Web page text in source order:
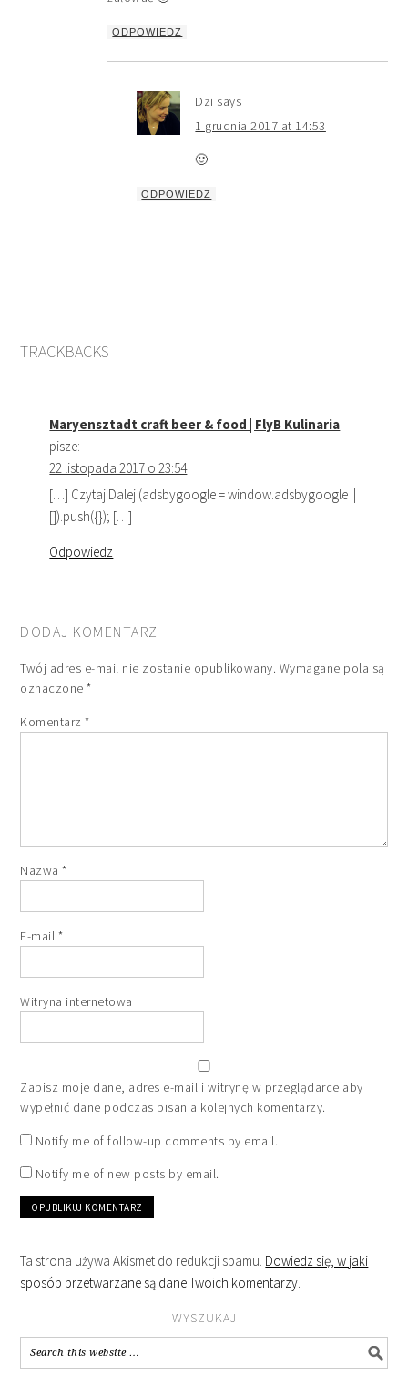
ODPOWIEDZ
Dzi says
1 grudnia 2017 at 14:53
🙂
ODPOWIEDZ
TRACKBACKS
Maryensztadt craft beer & food | FlyB Kulinaria
pisze:
22 listopada 2017 o 23:54
[…] Czytaj Dalej (adsbygoogle = window.adsbygoogle ||
[]).push({}); […]
Odpowiedz
DODAJ KOMENTARZ
Twój adres e-mail nie zostanie opublikowany. Wymagane pola są
oznaczone*
Komentarz*
Nazwa*
E-mail *
Witryna internetowa
Zapisz moje dane, adres e-mail i witrynę w przeglądarce aby
wypełnić dane podczas pisania kolejnych komentarzy.
Notify me of follow-up comments by email.
Notify me of new posts by email.
Ta strona używa Akismet do redukcji spamu. Dowiedz się, w jaki
sposób przetwarzane są dane Twoich komentarzy.
WYSZUKAJ